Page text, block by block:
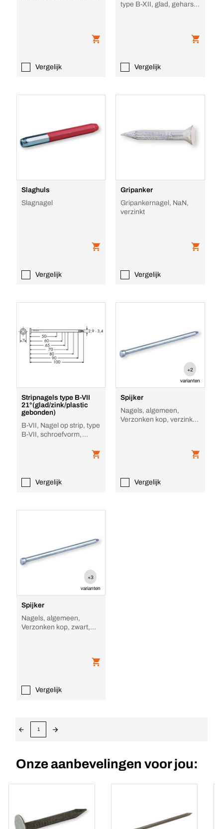
Vergelijk
type B-XII, glad, geharst,
Vergelijk
Slaghuls
Slagnagel
Vergelijk
Gripanker
Gripankernagel, NaN,
verzinkt
Vergelijk
Stripnagels type B-VII
21°(glad/zink/plastic
gebonden)
B-VII, Nagel op strip, type
B-VII, schroefvorm,
Vergelijk
+2
varianten
Spijker
Nagels, algemeen,
Verzonken kop, verzinkt,
Vergelijk
+3
varianten
Spijker
Nagels, algemeen,
Verzonken kop, zwart,
Vergelijk
1
Onze aanbevelingen voor jou: